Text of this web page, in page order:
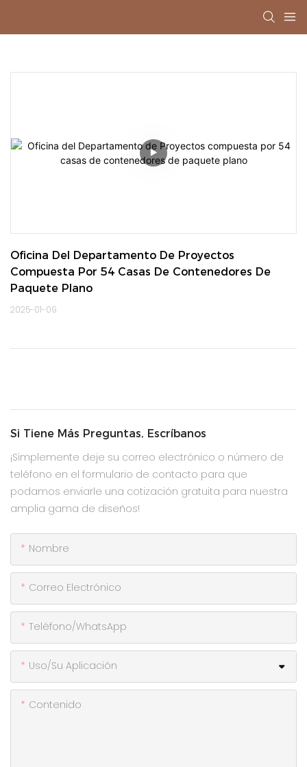
Oficina Del Departamento De Proyectos
Compuesta Por 54 Casas De Contenedores De
Paquete Plano
2025-01-09
Si Tiene Más Preguntas, Escríbanos
¡Simplemente deje su correo electrónico o número de
teléfono en el formulario de contacto para que
podamos enviarle una cotización gratuita para nuestra
amplia gama de diseños!
Nombre
Correo Electrónico
Teléfono/WhatsApp
Uso/Su Aplicación
Contenido